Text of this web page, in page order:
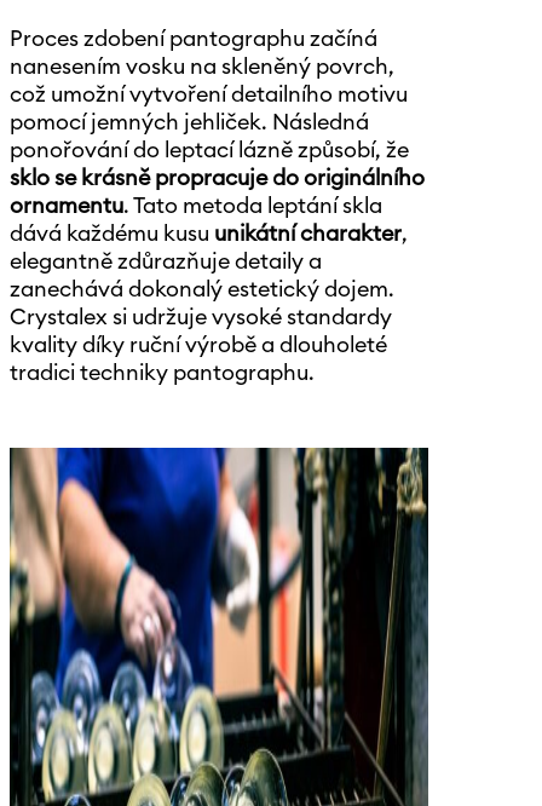
Proces zdobení pantographu začíná
nanesením vosku na skleněný povrch,
což umožní vytvoření detailního motivu
pomocí jemných jehliček. Následná
ponořování do leptací lázně způsobí, že
sklo se krásně propracuje do originálního
ornamentu. Tato metoda leptání skla
dává každému kusu unikátní charakter,
elegantně zdůrazňuje detaily a
zanechává dokonalý estetický dojem.
Crystalex si udržuje vysoké standardy
kvality díky ruční výrobě a dlouholeté
tradici techniky pantographu.